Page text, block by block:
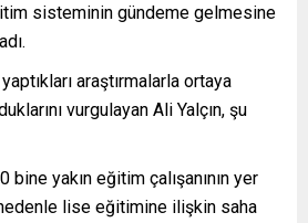
sisteminin gündeme gelmesine
araştırmalarla ortaya
vurgulayan Ali Yalçın, şu
bine yakın eğitim çalışanının yer
lise eğitimine ilişkin saha